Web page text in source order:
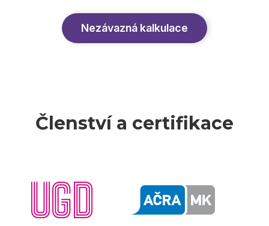
Nezávazná kalkulace
Členství a certifikace